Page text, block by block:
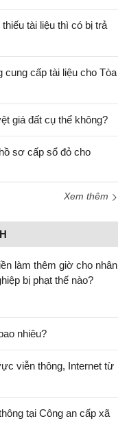
tài liệu thì có bị trả
cấp tài liệu cho Tòa
giá đất cụ thể không?
sơ cấp sổ đỏ cho
Xem thêm
làm thêm giờ cho nhân
bị phạt thế nào?
nhiêu?
viễn thông, Internet từ
tại Công an cấp xã